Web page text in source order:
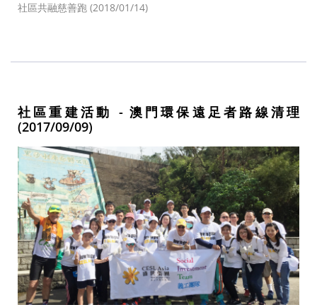
社區共融慈善跑 (2018/01/14)
社區重建活動 - 澳門環保遠足者路線清理
(2017/09/09)